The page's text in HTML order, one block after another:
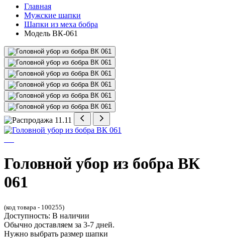
Главная
Мужские шапки
Шапки из меха бобра
Модель ВК-061
Головной убор из бобра ВК
061
(код товара - 100255)
Доступность: В наличии
Обычно доставляем за 3-7 дней.
Нужно выбрать размер шапки